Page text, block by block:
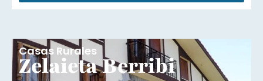
Casas Rurales
Zelaieta Berribi